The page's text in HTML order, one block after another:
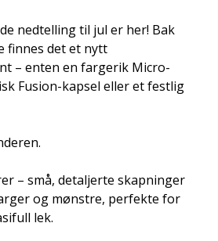
nedtelling til jul er her! Bak
finnes det et nytt
– enten en fargerik Micro-
Fusion-kapsel eller et festlig
– små, detaljerte skapninger
og mønstre, perfekte for
lek.